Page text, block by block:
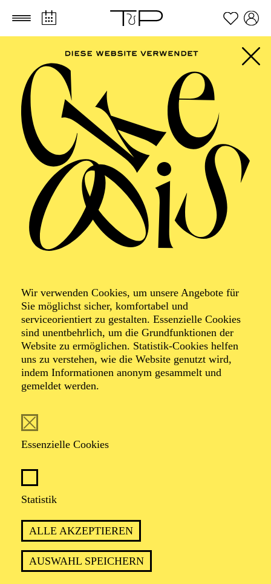
Zum Hauptinhalt springen Zum Footer springen
Wir verwenden Cookies, um unsere Angebote für
Sie möglichst sicher, komfortabel und
serviceorientiert zu gestalten. Essenzielle Cookies
sind unentbehrlich, um die Grundfunktionen der
Website zu ermöglichen. Statistik-Cookies helfen
uns zu verstehen, wie die Website genutzt wird,
indem Informationen anonym gesammelt und
gemeldet werden.
Essenzielle Cookies
Statistik
ALLE AKZEPTIEREN
AUSWAHL SPEICHERN
SCHAUSPIEL ESSEN
Uraufführung
All you need is ...
Ein musikalischer Abend von Torsten Kindermann
und Benjamin Benedict
(Auftragswerk)
PREMIERE
06. März 2027